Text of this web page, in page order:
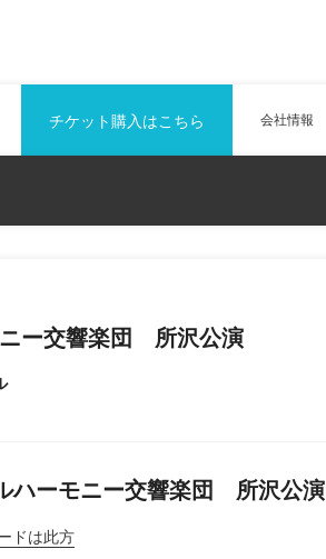
チケット購入はこちら 会社情報
ー交響楽団 所沢公演
ハーモニー交響楽団 所沢公演
ドは此方